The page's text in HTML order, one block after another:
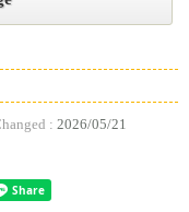
: 2026/05/21